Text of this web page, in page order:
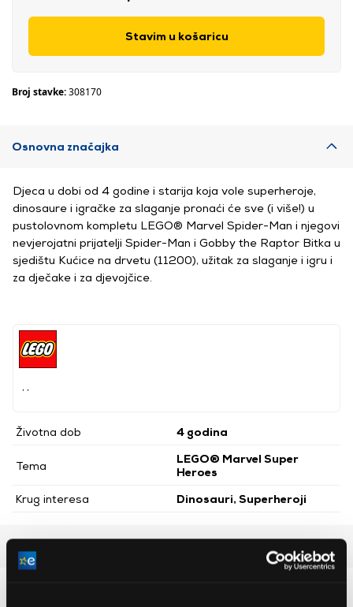
Stavim u košaricu
Broj stavke:308170
Osnovna značajka
Životna dob 4 godina
Tema
LEGO® Marvel Super
Heroes
Krug interesa
Dinosauri, Superheroji
Djeca u dobi od 4 godine i starija koja vole superheroje,
dinosaure i igračke za slaganje pronaći će sve (i više!) u
pustolovnom kompletu LEGO® Marvel Spider-Man i njegovi
nevjerojatni prijatelji Spider-Man i Gobby the Raptor Bitka u
sjedištu Kućice na drvetu (11200), užitak za slaganje i igru ​​i
za dječake i za djevojčice.